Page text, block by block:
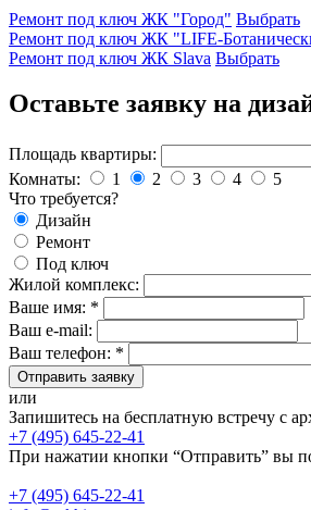
Ремонт под ключ ЖК "Город" Выбрать
Ремонт под ключ ЖК "LIFE-
Ремонт под ключ ЖК Slava Выбрать
Оставьте заявку на
Площадь квартиры:
Комнаты: 1 2 3 4
5
Что требуется?
Дизайн
Ремонт
Под ключ
Жилой комплекс:
Ваше имя: *
Ваш e-mail:
Ваш телефон: *
Отправить заявку
или
Запишитесь на бесплатную встречу с
+7 (495) 645-22-41
При нажатии кнопки “Отправить” вы
+7 (495) 645-22-41